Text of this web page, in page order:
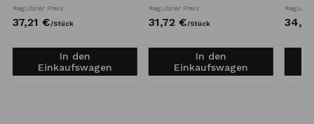
Regulärer Preis
37,21 €/Stück
In den
Einkaufswagen
Regulärer Preis
31,72 €/Stück
In den
Einkaufswagen
34,